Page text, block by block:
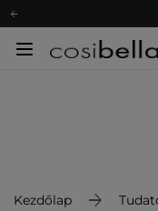
Kezdőlap